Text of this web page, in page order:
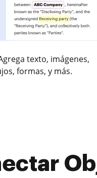
texto, imágenes,
formas, y más.